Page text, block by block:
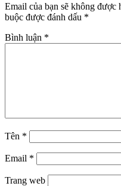
Email của bạn sẽ không được
buộc được đánh dấu *
Bình luận *
Tên *
Email *
Trang web